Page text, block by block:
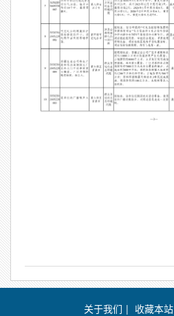
关于我们 | 收藏本站